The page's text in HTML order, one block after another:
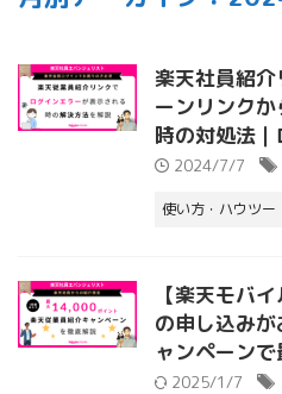
楽天社員紹
ーンリンク
時の対処法
2024/7/7
使い方・ハウツー
【楽天モバ
の申し込み
ャンペーン
2025/1/7